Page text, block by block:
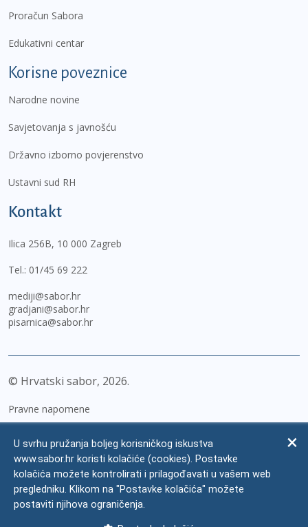
Proračun Sabora
Edukativni centar
Korisne poveznice
Narodne novine
Savjetovanja s javnošću
Državno izborno povjerenstvo
Ustavni sud RH
Kontakt
Ilica 256B, 10 000 Zagreb
Tel.: 01/45 69 222
mediji@sabor.hr
gradjani@sabor.hr
pisarnica@sabor.hr
© Hrvatski sabor, 2026
Pravne napomene
Zaštita osobnih podataka
Impressum
Česta pitanja
U svrhu pružanja boljeg korisničkog iskustva
www.sabor.hr koristi kolačiće (cookies). Postavke
kolačića možete kontrolirati i prilagođavati u vašem web
pregledniku. Klikom na "Postavke kolačića" možete
postaviti njihova ograničenja.